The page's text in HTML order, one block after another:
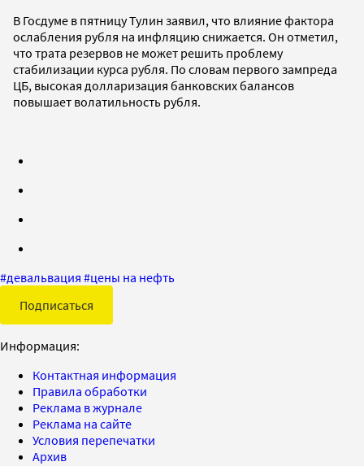
В Госдуме в пятницу Тулин заявил, что влияние фактора
ослабления рубля на инфляцию снижается. Он отметил,
что трата резервов не может решить проблему
стабилизации курса рубля. По словам первого зампреда
ЦБ, высокая долларизация банковских балансов
повышает волатильность рубля.
#девальвация #цены на нефть
Подписаться
Информация:
Контактная информация
Правила обработки
Реклама в журнале
Реклама на сайте
Условия перепечатки
Архив